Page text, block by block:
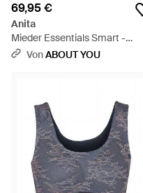
69,95 €
Anita
Mieder Essentials Smart -
Schwarz
VonABOUT YOU